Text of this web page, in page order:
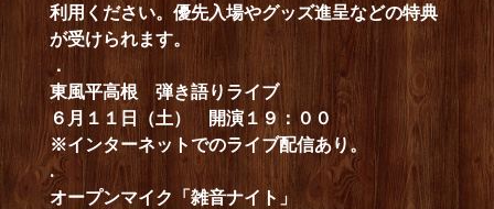
利用ください。優先入場やグッズ進呈などの特典
が受けられます。
．
東風平高根 弾き語りライブ
６月１１日（土） 開演１９：００
※インターネットでのライブ配信あり。
.
オープンマイク「雑音ナイト」